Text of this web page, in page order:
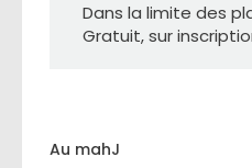
Dans la limite des
Gratuit, sur
Au mahJ